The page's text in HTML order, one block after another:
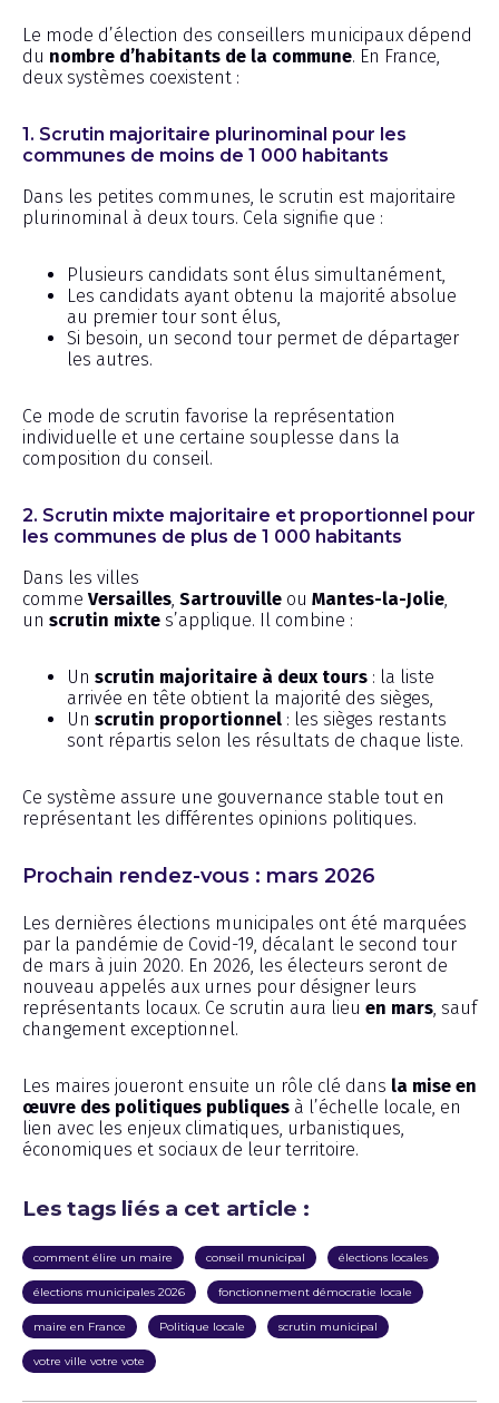
Le mode d’élection des conseillers municipaux dépend
du nombre d’habitants de la commune. En France,
deux systèmes coexistent :
1. Scrutin majoritaire plurinominal pour les
communes de moins de 1 000 habitants
Dans les petites communes, le scrutin est majoritaire
plurinominal à deux tours. Cela signifie que :
Plusieurs candidats sont élus simultanément,
Les candidats ayant obtenu la majorité absolue
au premier tour sont élus,
Si besoin, un second tour permet de départager
les autres.
Ce mode de scrutin favorise la représentation
individuelle et une certaine souplesse dans la
composition du conseil.
2. Scrutin mixte majoritaire et proportionnel pour
les communes de plus de 1 000 habitants
Dans les villes
comme Versailles Sartrouville ou Mantes-la-Jolie
un scrutin mixte s’applique. Il combine :
Un scrutin majoritaire à deux tours : la liste
arrivée en tête obtient la majorité des sièges,
Un scrutin proportionnel : les sièges restants
sont répartis selon les résultats de chaque liste.
Ce système assure une gouvernance stable tout en
représentant les différentes opinions politiques.
Prochain rendez-vous : mars 2026
Les dernières élections municipales ont été marquées
par la pandémie de Covid-19, décalant le second tour
de mars à juin 2020. En 2026, les électeurs seront de
nouveau appelés aux urnes pour désigner leurs
représentants locaux. Ce scrutin aura lieu en mars , sauf
changement exceptionnel.
Les maires joueront ensuite un rôle clé dans la mise en
œuvre des politiques publiques à l’échelle locale, en
lien avec les enjeux climatiques, urbanistiques,
économiques et sociaux de leur territoire.
Les tags liés a cet article :
comment élire un maire conseil municipal élections locales
élections municipales 2026 fonctionnement démocratie locale
maire en France Politique locale scrutin municipal
votre ville votre vote